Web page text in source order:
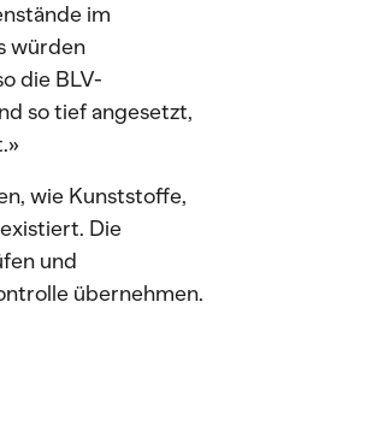
im
würden
die BLV-
so tief angesetzt,
wie Kunststoffe,
Die
und
übernehmen.